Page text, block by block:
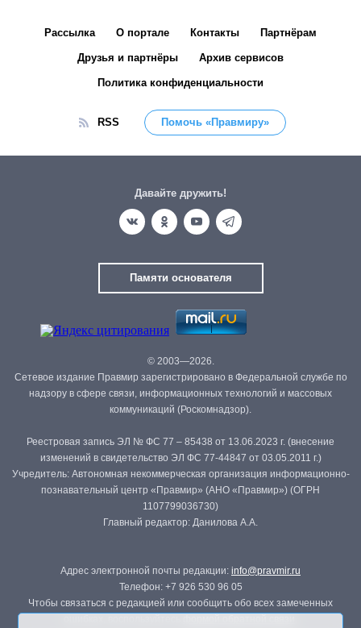
Рассылка О портале Контакты Партнёрам
Друзья и партнёры Архив сервисов
Политика конфиденциальности
RSS Помочь «Правмиру»
Давайте дружить!
Памяти основателя
© 2003—2026.
Сетевое издание Правмир зарегистрировано в Федеральной службе по
надзору в сфере связи, информационных технологий и массовых
коммуникаций (Роскомнадзор).
Реестровая запись ЭЛ № ФС 77 – 85438 от 13.06.2023 г. (внесение
изменений в свидетельство ЭЛ ФС 77-44847 от 03.05.2011 г.)
Учредитель: Автономная некоммерческая организация информационно-
познавательный центр «Правмир» (АНО «Правмир») (ОГРН
1107799036730)
Главный редактор: Данилова А.А.
Адрес электронной почты редакции: info@pravmir.ru
Телефон: +7 926 530 96 05
Чтобы связаться с редакцией или сообщить обо всех замеченных